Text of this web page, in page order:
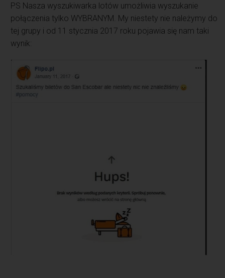
PS Nasza wyszukiwarka lotów umożliwia wyszukanie
połączenia tylko WYBRANYM. My niestety nie należymy do
tej grupy i od 11 stycznia 2017 roku pojawia się nam taki
wynik: